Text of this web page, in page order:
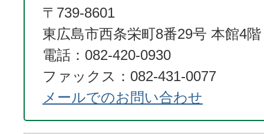
〒739-8601
東広島市西条栄町8番29号 本館4階
電話：082-420-0930
ファックス：082-431-0077
メールでのお問い合わせ